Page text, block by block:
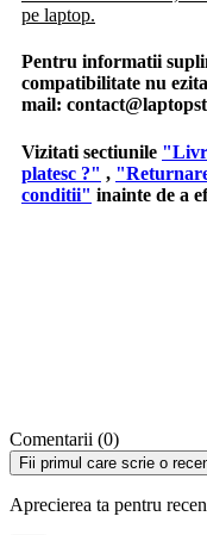
pe laptop.
Pentru informatii
compatibilitate nu
mail:
Vizitati sectiunile
platesc ?" ,
conditii" inainte de a
Comentarii (0)
Fii primul care scrie o
Aprecierea ta pentru